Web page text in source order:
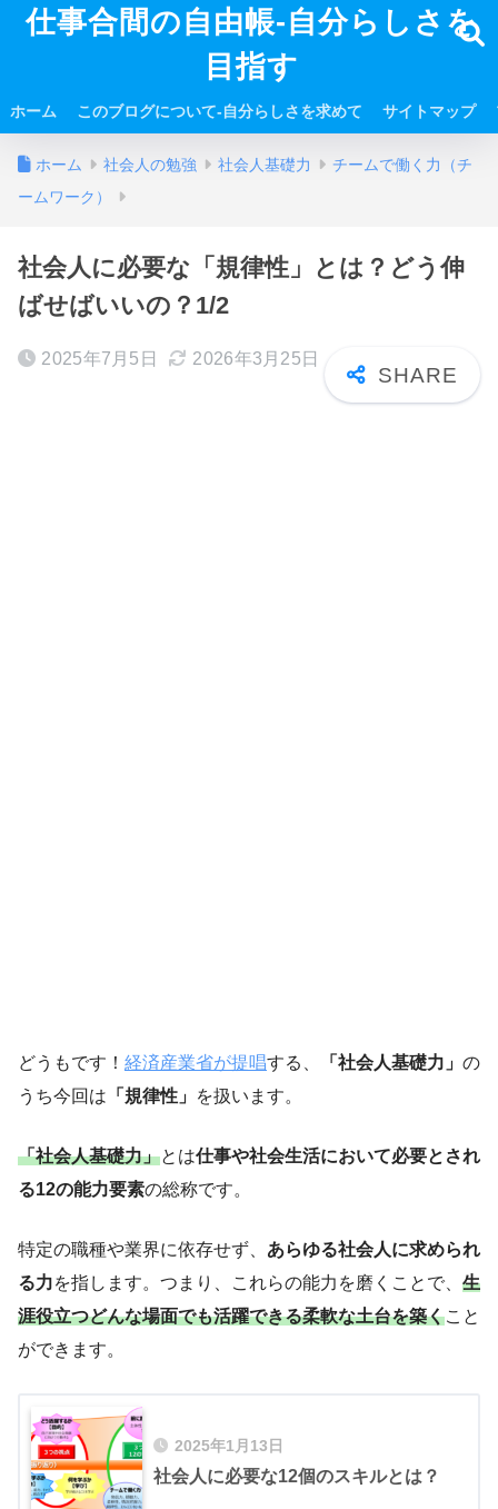
仕事合間の自由帳-自分らしさを
目指す
ホーム このブログについて-自分らしさを求めて サイトマップ
ホーム 社会人の勉強 社会人基礎力
チームで働く力（チ
ームワーク）
社会人に必要な「規律性」とは？どう伸
ばせばいいの？1/2
2025年7月5日 2026年3月25日
どうもです！ 経済産業省が提唱する、 「社会人基礎力」 の
うち今回は 「規律性」 を扱います。
「社会人基礎力」とは仕事や社会生活において必要とされ
る12の能力要素の総称です。
特定の職種や業界に依存せず、 あらゆる社会人に求められ
る力を指します。つまり、これらの能力を磨くことで、 生
涯役立つどんな場面でも活躍できる柔軟な土台を築くこと
ができます。
2025年1月13日
社会人に必要な12個のスキルとは？